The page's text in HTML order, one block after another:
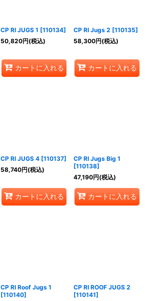
CP RI JUGS 1 [110134]
50,820円(税込)
カートに入れる
CP RI Jugs 2 [110135]
58,300円(税込)
カートに入れる
CP RI JUGS 4 [110137]
58,740円(税込)
カートに入れる
CP RI Jugs Big 1
[110138]
47,190円(税込)
カートに入れる
CP RI Roof Jugs 1
[110140]
CP RI ROOF JUGS 2
[110141]